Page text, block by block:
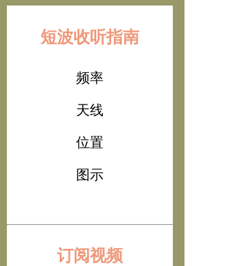
短波收听指南
频率
天线
位置
图示
订阅视频